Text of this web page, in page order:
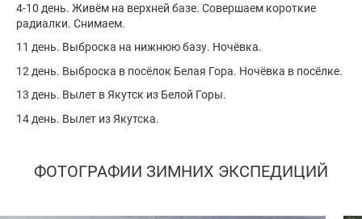
4-10 день. Живём на верхней базе. Совершаем короткие
радиалки. Снимаем.
11 день. Выброска на нижнюю базу. Ночёвка.
12 день. Выброска в посёлок Белая Гора. Ночёвка в посёлке.
13 день. Вылет в Якутск из Белой Горы.
14 день. Вылет из Якутска.
ФОТОГРАФИИ ЗИМНИХ ЭКСПЕДИЦИЙ